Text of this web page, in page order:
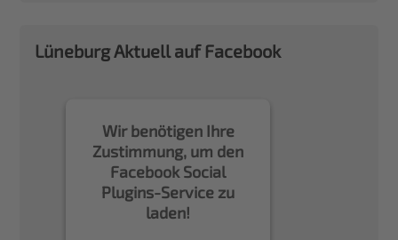
Lüneburg Aktuell auf Facebook
Wir benötigen Ihre
Zustimmung, um den
Facebook Social
Plugins-Service zu
laden!